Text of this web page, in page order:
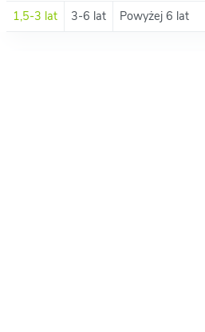
1,5-3 lat 3-6 lat Powyżej 6 lat